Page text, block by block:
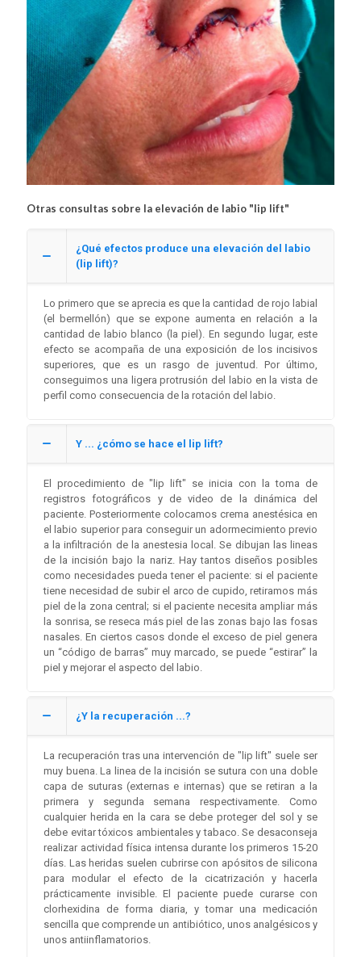
Otras consultas sobre la elevación de labio "lip lift"
¿Qué efectos produce una elevación del labio
(lip lift)?
Lo primero que se aprecia es que la cantidad de rojo labial
(el bermellón) que se expone aumenta en relación a la
cantidad de labio blanco (la piel). En segundo lugar, este
efecto se acompaña de una exposición de los incisivos
superiores, que es un rasgo de juventud. Por último,
conseguimos una ligera protrusión del labio en la vista de
perfil como consecuencia de la rotación del labio.
Y ... ¿cómo se hace el lip lift?
El procedimiento de "lip lift" se inicia con la toma de
registros fotográficos y de video de la dinámica del
paciente. Posteriormente colocamos crema anestésica en
el labio superior para conseguir un adormecimiento previo
a la infiltración de la anestesia local. Se dibujan las lineas
de la incisión bajo la nariz. Hay tantos diseños posibles
como necesidades pueda tener el paciente: si el paciente
tiene necesidad de subir el arco de cupido, retiramos más
piel de la zona central; si el paciente necesita ampliar más
la sonrisa, se reseca más piel de las zonas bajo las fosas
nasales. En ciertos casos donde el exceso de piel genera
un “código de barras” muy marcado, se puede “estirar” la
piel y mejorar el aspecto del labio.
¿Y la recuperación ...?
La recuperación tras una intervención de "lip lift" suele ser
muy buena. La linea de la incisión se sutura con una doble
capa de suturas (externas e internas) que se retiran a la
primera y segunda semana respectivamente. Como
cualquier herida en la cara se debe proteger del sol y se
debe evitar tóxicos ambientales y tabaco. Se desaconseja
realizar actividad física intensa durante los primeros 15-20
días. Las heridas suelen cubrirse con apósitos de silicona
para modular el efecto de la cicatrización y hacerla
prácticamente invisible. El paciente puede curarse con
clorhexidina de forma diaria, y tomar una medicación
sencilla que comprende un antibiótico, unos analgésicos y
unos antiinflamatorios.